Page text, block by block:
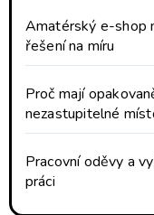
Amatérský e-shop
řešení na míru
Proč mají
nezastupitelné
Pracovní oděvy a
práci